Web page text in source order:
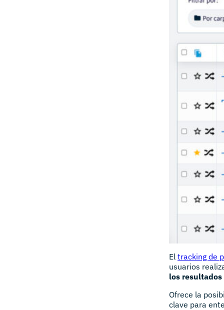
El tracking de
usuarios
los
Ofrece la
clave para